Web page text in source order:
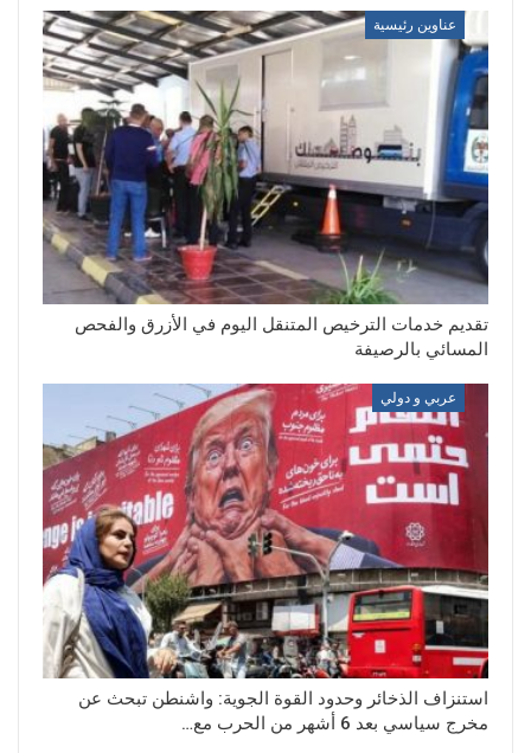
عناوين رئيسية
تقديم خدمات الترخيص المتنقل اليوم في الأزرق والفحص
المسائي بالرصيفة
عربي و دولي
استنزاف الذخائر وحدود القوة الجوية: واشنطن تبحث عن
مخرج سياسي بعد 6 أشهر من الحرب مع…